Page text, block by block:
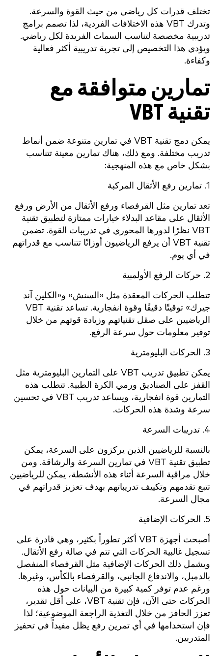
تختلف قدرات كل رياضي من حيث القوة والسرعة.
وتدرك VBT هذه الاختلافات الفردية، لذا تصمم برامج
تدريبية مخصصة لتناسب السمات الفريدة لكل رياضي.
ويؤدي هذا التخصيص إلى تجربة تدريبية أكثر فعالية
وكفاءة.
تمارين متوافقة مع
تقنية VBT
يمكن دمج تقنية VBT في تمارين متنوعة ضمن أنماط
تدريب مختلفة. ومع ذلك، هناك تمارين معينة تتناسب
بشكل خاص مع هذه المنهجية:
1. تمارين رفع الأثقال المركبة
تعد تمارين مثل القرفصاء ورفع الأثقال من الأرض ورفع
الأثقال على مقاعد البدلاء خيارات ممتازة لتطبيق تقنية
VBT نظرًا لدورها المحوري في تدريبات القوة. تضمن
تقنية VBT أن يرفع الرياضيون أوزانًا تتناسب مع قدراتهم
في أي يوم.
2. حركات الرفع الأولمبية
تتطلب الحركات المعقدة مثل «السنش» و«الكلين آند
جيرك» توقيتًا دقيقًا وقوة انفجارية. تساعد تقنية VBT
الرياضيين على صقل تقنياتهم وزيادة قوتهم من خلال
توفير معلومات حول سرعة الرفع.
3. الحركات البليومترية
يمكن تطبيق تدريب VBT على التمارين البليومترية مثل
القفز على الصناديق ورمي الكرة الطبية. تتطلب هذه
التمارين قوة انفجارية، ويساعد تدريب VBT في تحسين
سرعة وشدة هذه الحركات.
4. تدريبات السرعة
بالنسبة للرياضيين الذين يركزون على السرعة، يمكن
تطبيق تقنية VBT في تمارين السرعة والرشاقة. ومن
خلال مراقبة السرعة أثناء هذه الأنشطة، يمكن للرياضيين
تتبع تقدمهم وتكييف تدريباتهم بهدف تعزيز قدراتهم في
مجال السرعة.
5. الحركات الإضافية
أصبحت أجهزة VBT أكثر تطوراً بكثير، وهي قادرة على
تسجيل غالبية الحركات التي تتم في صالة رفع الأثقال.
ويشمل ذلك الحركات الإضافية مثل القرفصاء المنفصل
بالدمبل، والاندفاع الجانبي، والقرفصاء بالكأس، وغيرها.
ورغم عدم توفر كمية كبيرة من البيانات حول هذه
الحركات حتى الآن، فإن تقنية VBT، على أقل تقدير،
تعزز الحافز من خلال التغذية الراجعة الموضوعية؛ لذا
فإن استخدامها في أي تمرين رفع يظل مفيداً في تحفيز
المتدربين.